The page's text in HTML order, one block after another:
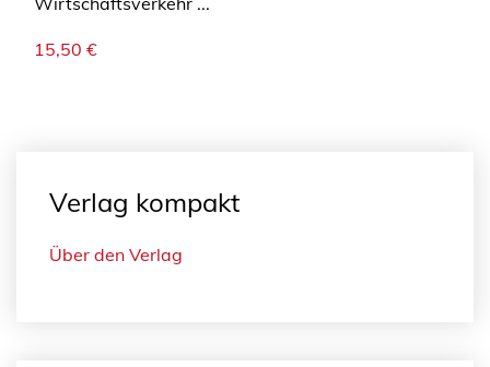
15,50 €
Verlag kompakt
Über den Verlag